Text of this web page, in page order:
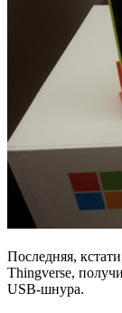
Последняя,
Thingverse,
USB-шнура.